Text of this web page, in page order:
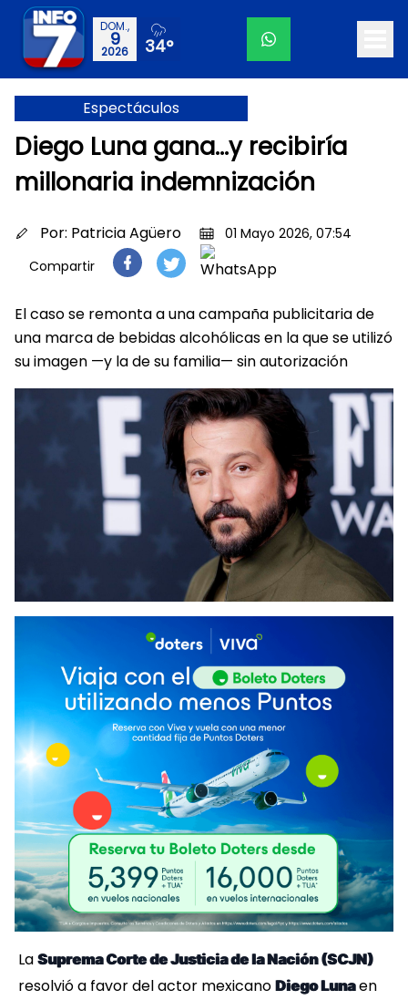
DOM.,
9
2026 34°
Espectáculos
Diego Luna gana…y recibiría
millonaria indemnización
Por: Patricia Agüero
01 Mayo 2026, 07:54
Compartir
El caso se remonta a una campaña publicitaria de
una marca de bebidas alcohólicas en la que se utilizó
su imagen —y la de su familia— sin autorización
La Suprema Corte de Justicia de la Nación (SCJN)
resolvió a favor del actor mexicano Diego Lunaen